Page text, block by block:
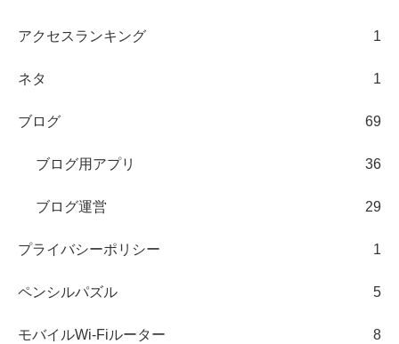
アクセスランキング 1
ネタ 1
ブログ 69
ブログ用アプリ 36
ブログ運営 29
プライバシーポリシー 1
ペンシルパズル 5
モバイルWi-Fiルーター 8